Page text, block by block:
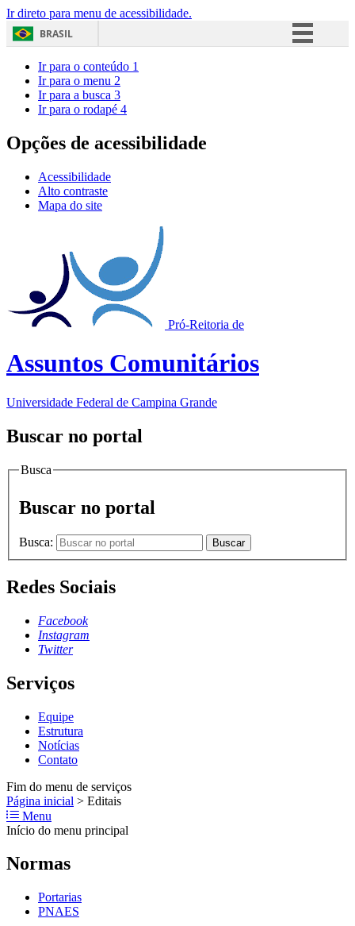
Ir direto para menu de acessibilidade.
BRASIL
Acesso à informação
Ir para o conteúdo 1
Ir para o menu 2
Ir para a busca 3
Ir para o rodapé 4
Opções de acessibilidade
Acessibilidade
Alto contraste
Mapa do site
Pró-Reitoria de
Assuntos Comunitários
Universidade Federal de Campina Grande
Buscar no portal
Busca
Buscar no portal
Busca: Buscar
Redes Sociais
Facebook
Instagram
Twitter
Serviços
Equipe
Estrutura
Notícias
Contato
Fim do menu de serviços
Página inicial > Editais
Menu
Início do menu principal
Normas
Portarias
PNAES